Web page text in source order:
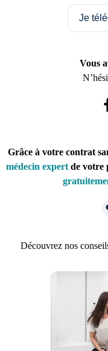
Je
Vous
Grâce à votre contrat
médecin expert de votre
Découvrez nos